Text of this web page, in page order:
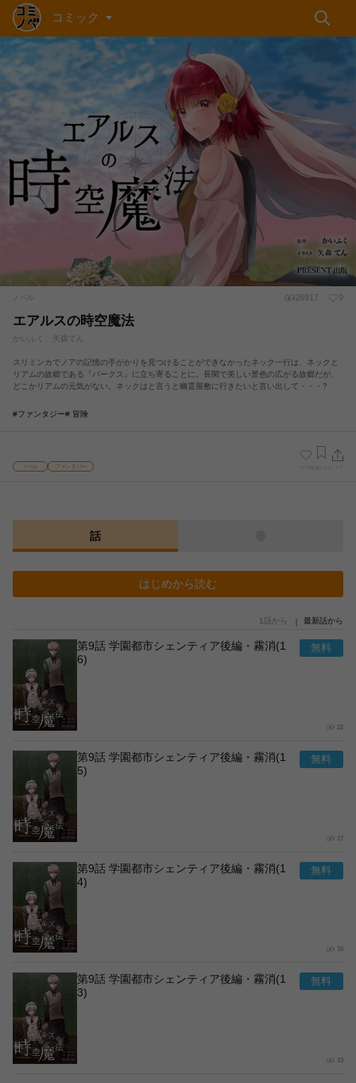
コミック
ノベル 26917 9
エアルスの時空魔法
かいふく、矢森てん
スリミンカでノアの記憶の手がかりを見つけることができなかったネック一行は、ネックと
リアムの故郷である『パークス』に立ち寄ることに。長閑で美しい景色の広がる故郷だが、
どこかリアムの元気がない。ネックはと言うと幽霊屋敷に行きたいと言い出して・・・?
#ファンタジー# 冒険
ノベル ファンタジー
話
はじめから読む
1話から 最新話から
第9話 学園都市シェンティア後編・霧消(1
6)
22
第9話 学園都市シェンティア後編・霧消(1
5)
17
第9話 学園都市シェンティア後編・霧消(1
4)
15
第9話 学園都市シェンティア後編・霧消(1
3)
13